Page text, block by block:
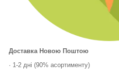
Доставка Новою Поштою
· 1-2 дні (90% асортименту)